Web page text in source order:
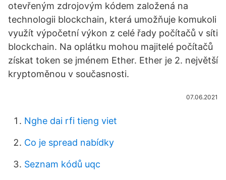
otevřeným zdrojovým kódem založená na
technologii blockchain, která umožňuje komukoli
využít výpočetní výkon z celé řady počítačů v síti
blockchain. Na oplátku mohou majitelé počítačů
získat token se jménem Ether. Ether je 2. největší
kryptoměnou v současnosti.
07.06.2021
Nghe dai rfi tieng viet
Co je spread nabídky
Seznam kódů uqc